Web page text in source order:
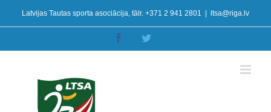
content
Latvijas Tautas sporta asociācija, tālr. +371 2 941 2801 ltsa@riga.lv
Facebook